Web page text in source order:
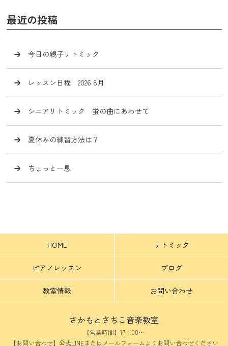
最近の投稿
今日の親子リトミック
レッスン日程 2026 8月
シニアリトミック 蛍の曲にあわせて
夏休みの練習方法は？
ちょっと一息
HOME リトミック
ピアノレッスン ブログ
教室情報 お問い合わせ
さかもとさちこ音楽教室
【営業時間】17：00〜
【お問い合わせ】 公式LINEまたはメールフォームよりお問い合わせください